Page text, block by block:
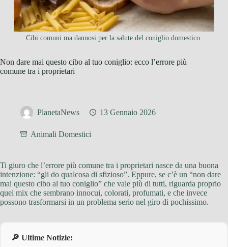
Cibi comuni ma dannosi per la salute del coniglio domestico.
Non dare mai questo cibo al tuo coniglio: ecco l’errore più
comune tra i proprietari
PlanetaNews 13 Gennaio 2026
Animali Domestici
Ti giuro che l’errore più comune tra i proprietari nasce da una buona
intenzione: “gli do qualcosa di sfizioso”. Eppure, se c’è un “non dare
mai questo cibo al tuo coniglio” che vale più di tutti, riguarda proprio
quei mix che sembrano innocui, colorati, profumati, e che invece
possono trasformarsi in un problema serio nel giro di pochissimo.
🔎 Ultime Notizie: